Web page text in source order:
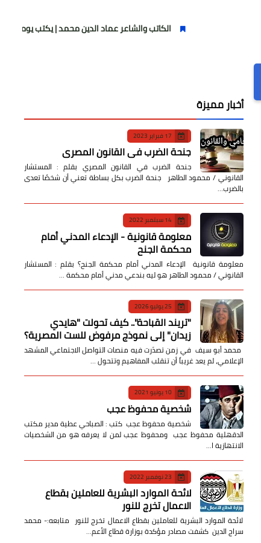
الكاتب والشاعر عماد الدين محمد | يكتب يوميات شاعر وقصيدة
أخبار مميزة
17 فبراير 2023
جنحة الضرب في القانون المصري
جنحة الضرب في القانون المصري بقلم : المستشار
القانوني / محمود الطاهر جنحة الضرب بكل بساطة تعني أن شخصًا تعدى
بالضرب…
14 سبتمبر 2022
معلومة قانونية - الإدعاء المدني أمام
محكمة الجنح
معلومة قانونية الإدعاء المدني أمام محكمة الجنح؟ بقلم : المستشار
القانوني / محمود الطاهر هو ليه بندعي مدني أمام محكمة …
25 يوليو 2026
​"تريند القباحة".. كيف تحولت "هايدي
زيدان" إلى نموذج مرفوض للست المصرية؟
​ محمد أبو سيف ​في زمن تصدّرت فيه منصات التواصل الاجتماعي المشهد
الإعلامي، لم يعد غريباً أن تنقلب المفاهيم وتتحول …
10 يونيو 2021
شخصية محفوظ عجب
شخصية محفوظ عجب كتب : الصباحي عطية مدير مكتب
الدقهلية محفوظ عجب ومحفوظ عجب لمن لا يعرفه هو من الشخصيات
الانتهازية ا…
23 نوفمبر 2022
لائحة الموارد البشرية للعاملين بقطاع
الاعمال تخرج للنور
لائحة الموارد البشرية للعاملين بقطاع الاعمال تخرج للنور متابعه:- محمد
سراج الدين كشفت مصادر مؤكدة بوزارة قطاع الأعم…